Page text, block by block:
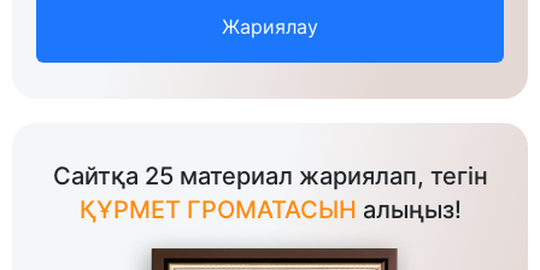
Жариялау
Сайтқа 25 материал жариялап, тегін
ҚҰРМЕТ ГРОМАТАСЫН алыңыз!